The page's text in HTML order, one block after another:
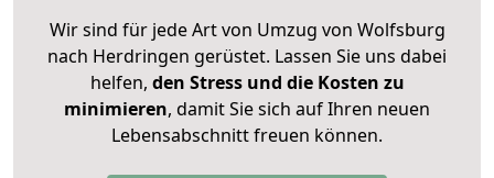
Wir sind für jede Art von Umzug von Wolfsburg
nach Herdringen gerüstet. Lassen Sie uns dabei
helfen, den Stress und die Kosten zu
minimieren, damit Sie sich auf Ihren neuen
Lebensabschnitt freuen können.